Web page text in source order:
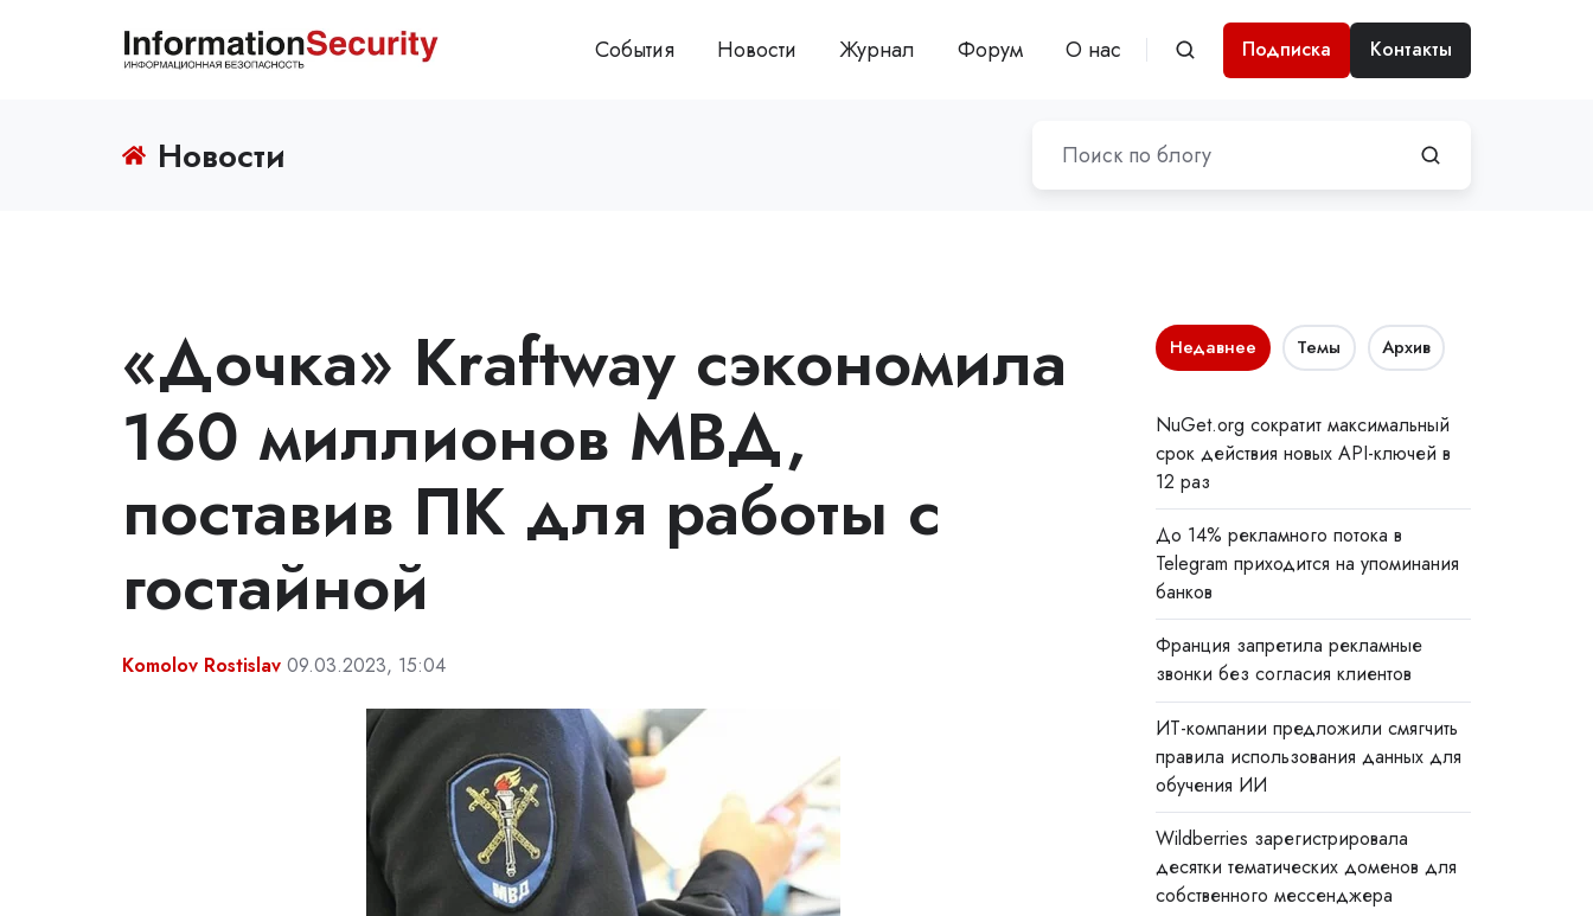
События Новости Журнал Форум О нас Подписка Контакты
Новости
«Дочка» Kraftway сэкономила
160 миллионов МВД,
поставив ПК для работы с
гостайной
Komolov Rostislav 09.03.2023, 15:04
Недавнее Темы Архив
NuGet.org сократит максимальный
срок действия новых API-ключей в
12 раз
До 14% рекламного потока в
Telegram приходится на упоминания
банков
Франция запретила рекламные
звонки без согласия клиентов
ИТ-компании предложили смягчить
правила использования данных для
обучения ИИ
Wildberries зарегистрировала
десятки тематических доменов для
собственного мессенджера